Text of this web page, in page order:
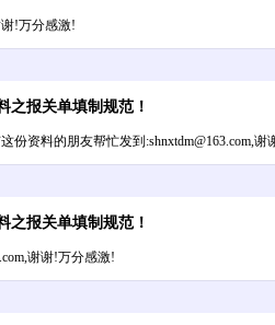
谢!万分感激!
之报关单填制规范！
份资料的朋友帮忙发到:shnxtdm@163.com,谢
之报关单填制规范！
谢谢!万分感激!